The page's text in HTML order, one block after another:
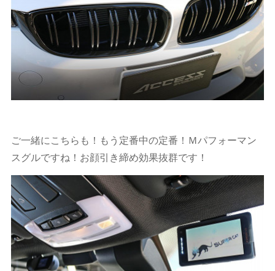
ご一緒にこちらも！もう定番中の定番！Ｍパフォーマン
スグルですね！お顔引き締め効果抜群です！